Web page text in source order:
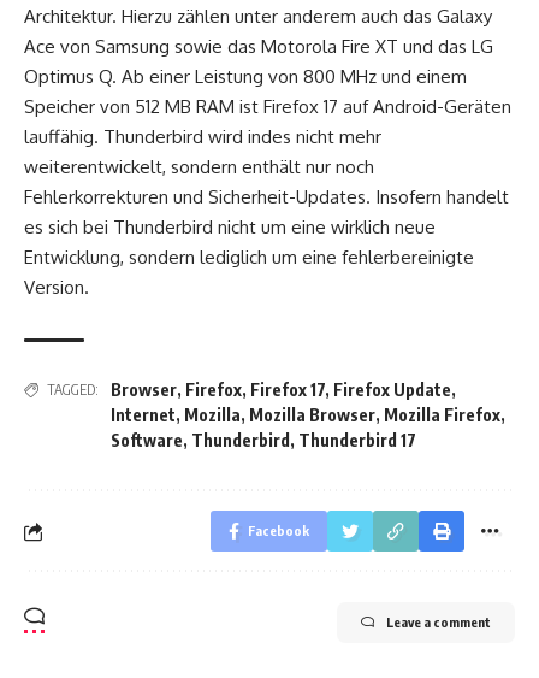
Architektur. Hierzu zählen unter anderem auch das Galaxy
Ace von Samsung sowie das Motorola Fire XT und das LG
Optimus Q. Ab einer Leistung von 800 MHz und einem
Speicher von 512 MB RAM ist Firefox 17 auf Android-Geräten
lauffähig. Thunderbird wird indes nicht mehr
weiterentwickelt, sondern enthält nur noch
Fehlerkorrekturen und Sicherheit-Updates. Insofern handelt
es sich bei Thunderbird nicht um eine wirklich neue
Entwicklung, sondern lediglich um eine fehlerbereinigte
Version.
TAGGED: Browser, Firefox, Firefox 17, Firefox Update,
Internet, Mozilla, Mozilla Browser, Mozilla Firefox,
Software, Thunderbird, Thunderbird 17
Facebook
Leave a comment